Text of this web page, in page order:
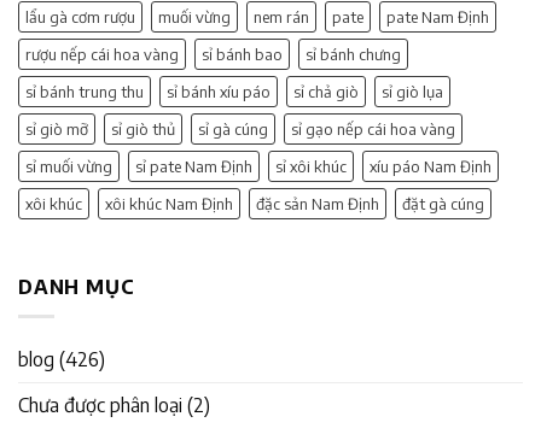
lẩu gà cơm rượu
muối vừng nem rán pate
pate Nam Định
rượu nếp cái hoa vàng
sỉ bánh bao
sỉ bánh chưng
sỉ bánh trung thu
sỉ bánh xíu páo sỉ chả giò
sỉ giò lụa
sỉ giò mỡ
sỉ giò thủ sỉ gà cúng
sỉ gạo nếp cái hoa vàng
sỉ muối vừng
sỉ pate Nam Định sỉ xôi khúc
xíu páo Nam Định
xôi khúc
xôi khúc Nam Định đặc sản Nam Định đặt gà cúng
DANH MỤC
blog (426)
Chưa được phân loại (2)